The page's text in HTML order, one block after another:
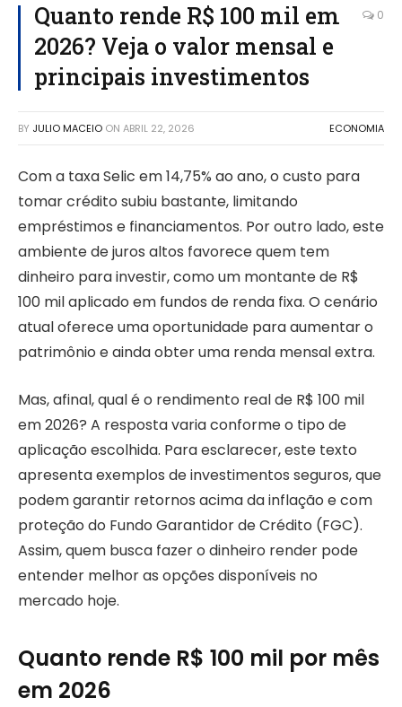
Quanto rende R$ 100 mil em
2026? Veja o valor mensal e
principais investimentos
0
BY JULIO MACEIO ON ABRIL 22, 2026 ECONOMIA
Com a taxa Selic em 14,75% ao ano, o custo para
tomar crédito subiu bastante, limitando
empréstimos e financiamentos. Por outro lado, este
ambiente de juros altos favorece quem tem
dinheiro para investir, como um montante de R$
100 mil aplicado em fundos de renda fixa. O cenário
atual oferece uma oportunidade para aumentar o
patrimônio e ainda obter uma renda mensal extra.
Mas, afinal, qual é o rendimento real de R$ 100 mil
em 2026? A resposta varia conforme o tipo de
aplicação escolhida. Para esclarecer, este texto
apresenta exemplos de investimentos seguros, que
podem garantir retornos acima da inflação e com
proteção do Fundo Garantidor de Crédito (FGC).
Assim, quem busca fazer o dinheiro render pode
entender melhor as opções disponíveis no
mercado hoje.
Quanto rende R$ 100 mil por mês
em 2026